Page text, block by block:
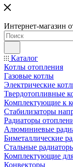
Интернет-магазин
Каталог
Котлы отопления
Газовые котлы
Электрические
Твердотопливные
Комплектующие к
Стабилизаторы
Радиаторы
Алюминиевые
Биметаллические
Стальные
Комплектующие
Конвекторы